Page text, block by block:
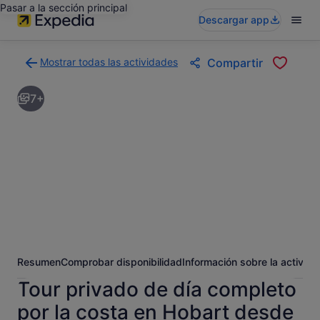
Pasar a la sección principal
Descargar app
Mostrar todas las actividades
a
la
página
Compartir
7+
ResumenComprobar disponibilidadInformación sobre la
Tour privado de día completo
por la costa en Hobart desde